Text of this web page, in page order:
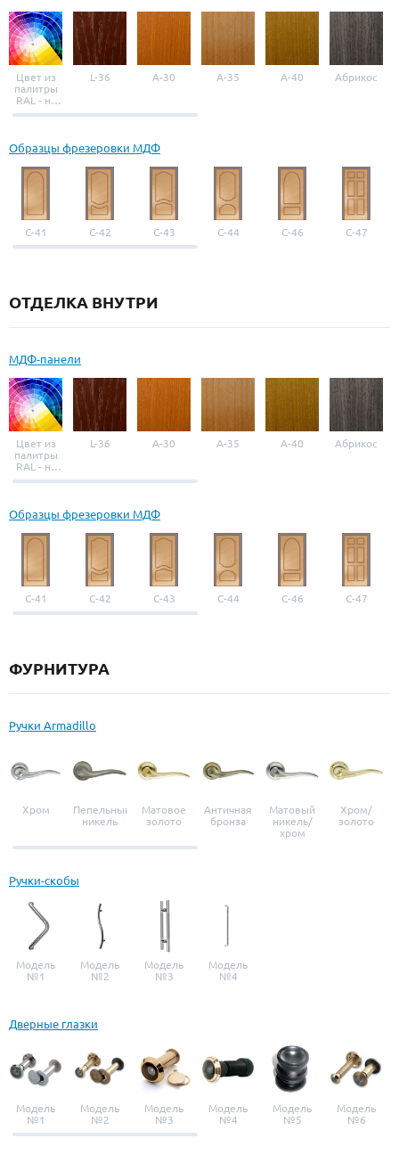
Цвет из
палитры
RAL - на
выбор
L-36 A-30 A-35 A-40 Абрикос
Образцы фрезеровки МДФ
С-41 С-42 С-43 С-44 С-46 С-47
ОТДЕЛКА ВНУТРИ
МДФ-панели
Цвет из
палитры
RAL - на
выбор
L-36 A-30 A-35 A-40 Абрикос
Образцы фрезеровки МДФ
С-41 С-42 С-43 С-44 С-46 С-47
ФУРНИТУРА
Ручки Armadillo
Хром
Пепельный
никель
Матовое
золото
Античная
бронза
Матовый
никель/
хром
Хром/
золото
Ручки-скобы
Модель
№1
Модель
№2
Модель
№3
Модель
№4
Дверные глазки
Модель
№1
Модель
№2
Модель
№3
Модель
№4
Модель
№5
Модель
№6